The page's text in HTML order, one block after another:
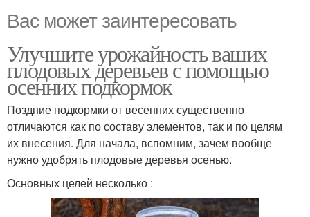
Вас может заинтересовать
Улучшите урожайность ваших
плодовых деревьев с помощью
осенних подкормок
Поздние подкормки от весенних существенно
отличаются как по составу элементов, так и по целям
их внесения. Для начала, вспомним, зачем вообще
нужно удобрять плодовые деревья осенью.
Основных целей несколько :